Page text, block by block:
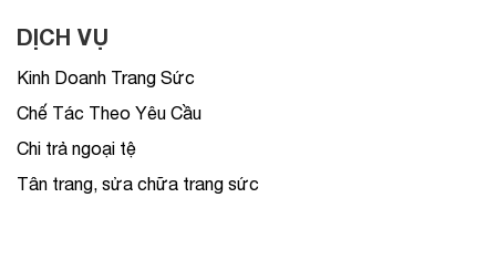
DỊCH VỤ
Kinh Doanh Trang Sức
Chế Tác Theo Yêu Cầu
Chi trả ngoại tệ
Tân trang, sửa chữa trang sức